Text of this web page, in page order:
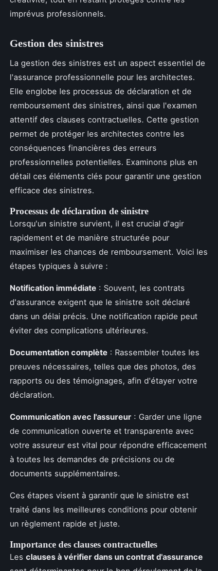
imprévus professionnels.
Gestion des sinistres
La gestion des sinistres est un aspect essentiel de
l'assurance professionnelle pour les architectes.
Elle englobe les processus de déclaration et de
remboursement des sinistres, ainsi que l'examen
attentif des clauses contractuelles. Cette gestion
permet de protéger les architectes contre les
conséquences financières des erreurs
professionnelles potentielles. Examinons plus en
détail ces éléments clés pour garantir une gestion
efficace des sinistres.
Processus de déclaration de sinistre
Lorsqu'un sinistre survient, il est crucial d'agir
rapidement et de manière structurée pour
maximiser les chances de remboursement. Voici les
étapes typiques à suivre :
Notification immédiate : Souvent, les contrats
d'assurance exigent que le sinistre soit déclaré
dans un délai précis. Une notification rapide peut
éviter des complications ultérieures.
Documentation complète : Rassembler toutes les
preuves nécessaires, telles que des photos, des
rapports ou des témoignages, afin d'étayer votre
déclaration.
Communication avec l'assureur : Garder une ligne
de communication ouverte et transparente avec
votre assureur est vital pour répondre efficacement
à toutes les demandes de précisions ou de
documents supplémentaires.
Ces étapes visent à garantir que le sinistre est
traité dans les meilleures conditions pour obtenir
un règlement rapide et juste.
Importance des clauses contractuelles
Les clauses à vérifier dans un contrat d'assurance